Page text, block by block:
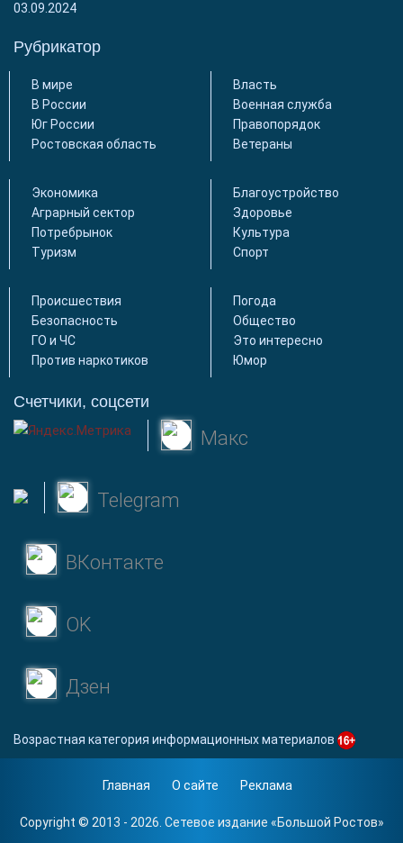
03.09.2024
Рубрикатор
В мире
В России
Юг России
Ростовская область
Власть
Военная служба
Правопорядок
Ветераны
Экономика
Аграрный сектор
Потребрынок
Туризм
Благоустройство
Здоровье
Культура
Спорт
Происшествия
Безопасность
ГО и ЧС
Против наркотиков
Погода
Общество
Это интересно
Юмор
Счетчики, соцсети
Макс
Telegram
ВКонтакте
OK
Дзен
Возрастная категория информационных материалов
Главная О сайте Реклама
Copyright © 2013 - 2026. Сетевое издание «Большой Ростов»